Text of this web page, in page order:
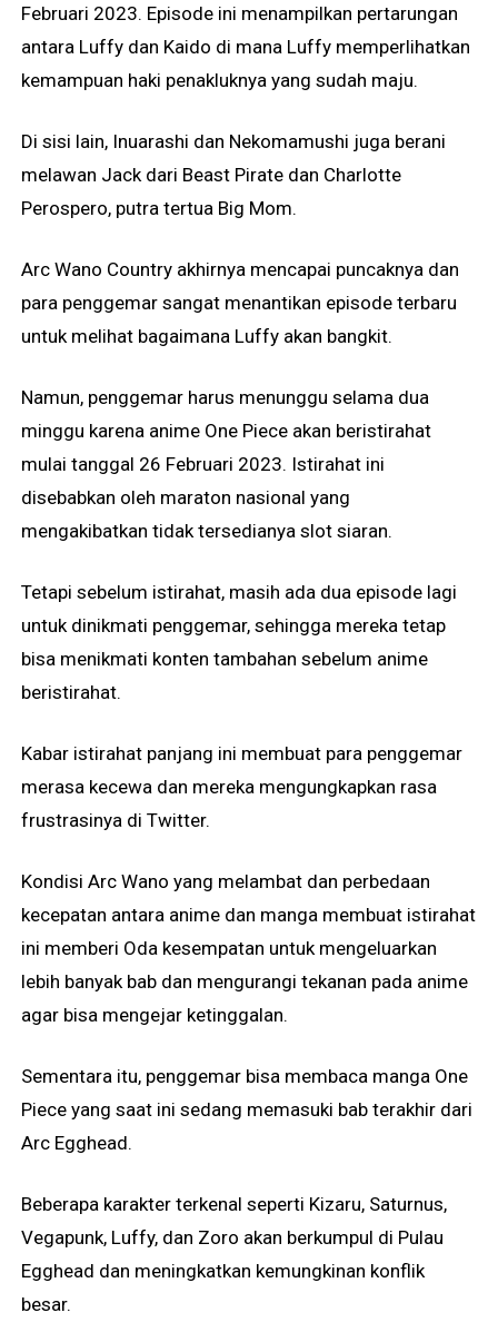
Februari 2023. Episode ini menampilkan pertarungan
antara Luffy dan Kaido di mana Luffy memperlihatkan
kemampuan haki penakluknya yang sudah maju.
Di sisi lain, Inuarashi dan Nekomamushi juga berani
melawan Jack dari Beast Pirate dan Charlotte
Perospero, putra tertua Big Mom.
Arc Wano Country akhirnya mencapai puncaknya dan
para penggemar sangat menantikan episode terbaru
untuk melihat bagaimana Luffy akan bangkit.
Namun, penggemar harus menunggu selama dua
minggu karena anime One Piece akan beristirahat
mulai tanggal 26 Februari 2023. Istirahat ini
disebabkan oleh maraton nasional yang
mengakibatkan tidak tersedianya slot siaran.
Tetapi sebelum istirahat, masih ada dua episode lagi
untuk dinikmati penggemar, sehingga mereka tetap
bisa menikmati konten tambahan sebelum anime
beristirahat.
Kabar istirahat panjang ini membuat para penggemar
merasa kecewa dan mereka mengungkapkan rasa
frustrasinya di Twitter.
Kondisi Arc Wano yang melambat dan perbedaan
kecepatan antara anime dan manga membuat istirahat
ini memberi Oda kesempatan untuk mengeluarkan
lebih banyak bab dan mengurangi tekanan pada anime
agar bisa mengejar ketinggalan.
Sementara itu, penggemar bisa membaca manga One
Piece yang saat ini sedang memasuki bab terakhir dari
Arc Egghead.
Beberapa karakter terkenal seperti Kizaru, Saturnus,
Vegapunk, Luffy, dan Zoro akan berkumpul di Pulau
Egghead dan meningkatkan kemungkinan konflik
besar.